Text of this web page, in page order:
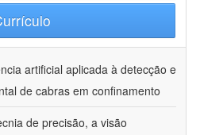
artificial aplicada à detecção e
de cabras em confinamento
de precisão, a visão